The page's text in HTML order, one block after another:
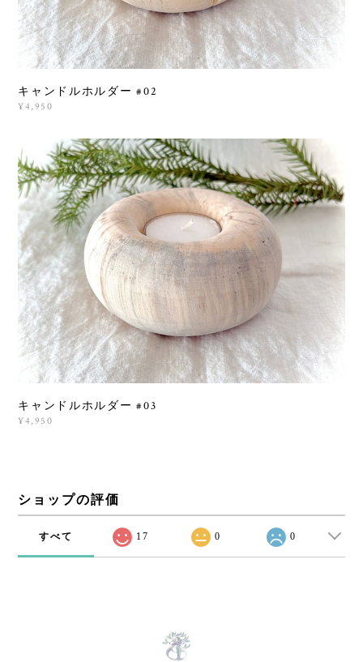
キャンドルホルダー #02
¥4,950
キャンドルホルダー #03
¥4,950
ショップの評価
すべて 17 0 0